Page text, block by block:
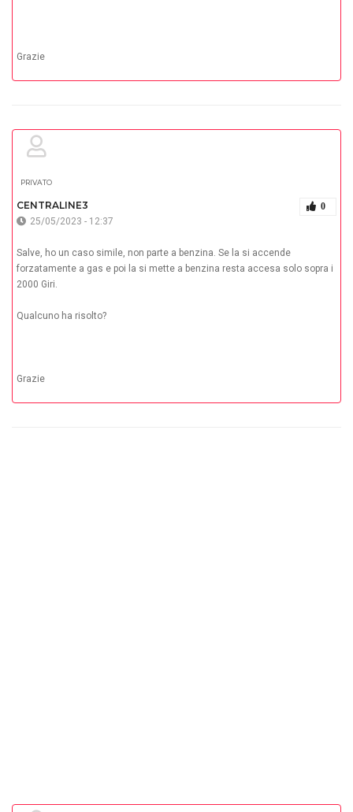
Grazie
PRIVATO
CENTRALINE3 0
25/05/2023 - 12:37
Salve, ho un caso simile, non parte a benzina. Se la si accende
forzatamente a gas e poi la si mette a benzina resta accesa solo sopra i
2000 Giri.
Qualcuno ha risolto?
Grazie